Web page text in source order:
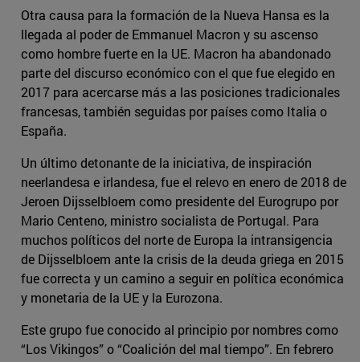
Otra causa para la formación de la Nueva Hansa es la
llegada al poder de Emmanuel Macron y su ascenso
como hombre fuerte en la UE. Macron ha abandonado
parte del discurso económico con el que fue elegido en
2017 para acercarse más a las posiciones tradicionales
francesas, también seguidas por países como Italia o
España.
Un último detonante de la iniciativa, de inspiración
neerlandesa e irlandesa, fue el relevo en enero de 2018 de
Jeroen Dijsselbloem como presidente del Eurogrupo por
Mario Centeno, ministro socialista de Portugal. Para
muchos políticos del norte de Europa la intransigencia
de Dijsselbloem ante la crisis de la deuda griega en 2015
fue correcta y un camino a seguir en política económica
y monetaria de la UE y la Eurozona.
Este grupo fue conocido al principio por nombres como
“Los Vikingos” o “Coalición del mal tiempo”. En febrero